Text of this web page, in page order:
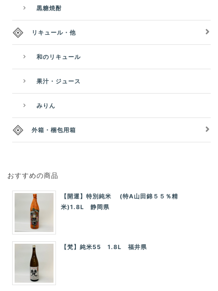
黒糖焼酎
リキュール・他
和のリキュール
果汁・ジュース
みりん
外箱・梱包用箱
おすすめの商品
【開運】特別純米 (特A山田錦５５％精
米)1.8L 静岡県
【梵】純米55 1.8L 福井県